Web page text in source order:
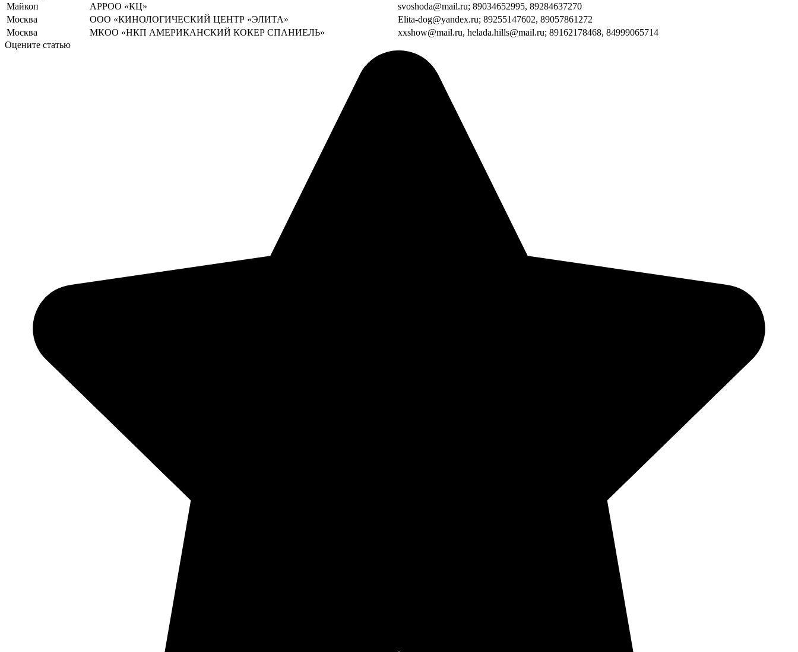
Майкоп
АРРОО «КЦ»
svoshoda@mail.ru; 89034652995, 89284637270
Москва
ООО «КИНОЛОГИЧЕСКИЙ ЦЕНТР «ЭЛИТА»
Elita-dog@yandex.ru; 89255147602, 89057861272
Москва
МКОО «НКП АМЕРИКАНСКИЙ КОКЕР СПАНИЕЛЬ»
xxshow@mail.ru, helada.hills@mail.ru; 89162178468, 84999065714
Оцените статью